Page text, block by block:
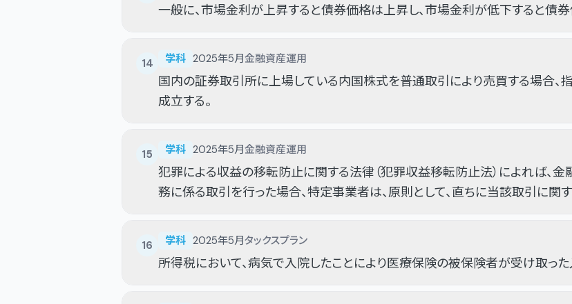
一般に、市場金利が上昇すると債券価格は上昇し、市場金利が低下すると債券
14 学科 2025年5月金融資産運用
国内の証券取引所に上場している内国株式を普通取引により売買する場合
成立する。
15 学科 2025年5月金融資産運用
犯罪による収益の移転防止に関する法律（犯罪収益移転防止法）によれば、
務に係る取引を行った場合、特定事業者は、原則として、直ちに当該取引に関
16 学科 2025年5月タックスプラン
所得税において、病気で入院したことにより医療保険の被保険者が受け取った